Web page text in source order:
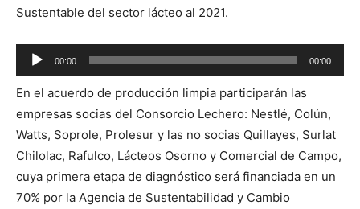
Sustentable del sector lácteo al 2021.
Reproductor
de
audio
00:00 00:00
En el acuerdo de producción limpia participarán las
empresas socias del Consorcio Lechero: Nestlé, Colún,
Watts, Soprole, Prolesur y las no socias Quillayes, Surlat
Chilolac, Rafulco, Lácteos Osorno y Comercial de Campo,
cuya primera etapa de diagnóstico será financiada en un
70% por la Agencia de Sustentabilidad y Cambio